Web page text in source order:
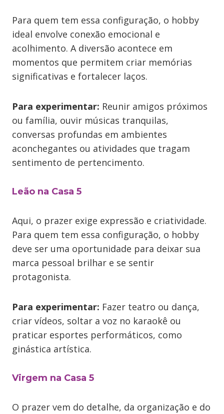
Para quem tem essa configuração, o hobby
ideal envolve conexão emocional e
acolhimento. A diversão acontece em
momentos que permitem criar memórias
significativas e fortalecer laços.
Para experimentar: Reunir amigos próximos
ou família, ouvir músicas tranquilas,
conversas profundas em ambientes
aconchegantes ou atividades que tragam
sentimento de pertencimento.
Leão na Casa 5
Aqui, o prazer exige expressão e criatividade.
Para quem tem essa configuração, o hobby
deve ser uma oportunidade para deixar sua
marca pessoal brilhar e se sentir
protagonista.
Para experimentar: Fazer teatro ou dança,
criar vídeos, soltar a voz no karaokê ou
praticar esportes performáticos, como
ginástica artística.
Virgem na Casa 5
O prazer vem do detalhe, da organização e do